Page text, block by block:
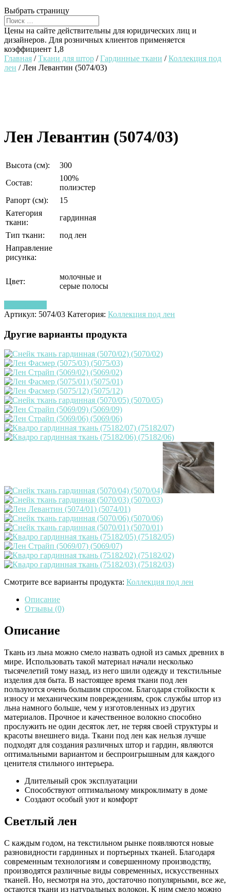
Выбрать страницу
Цены на сайте действительны для юридических лиц и
дизайнеров. Для розничных клиентов применяется
коэффициент 1,8
Главная /Ткани для штор /Гардинные ткани /Коллекция под
лен / Лен Левантин (5074/03)
Лен Левантин (5074/03)
Высота (см):
300
Состав:
100%
полиэстер
Рапорт (см):
15
Категория
ткани:
гардинная
Тип ткани:
под лен
Направление
рисунка:
Цвет:
молочные и
серые полосы
Артикул: 5074/03 Категория: Коллекция под лен
Другие варианты продукта
Смотрите все варианты продукта: Коллекция под лен
Описание
Отзывы (0)
Описание
Ткань из льна можно смело назвать одной из самых древних в
мире. Использовать такой материал начали несколько
тысячелетий тому назад, из него шили одежду и текстильные
изделия для быта. В настоящее время ткани под лен
пользуются очень большим спросом. Благодаря стойкости к
износу и механическим повреждениям, срок службы штор из
льна намного больше, чем у изготовленных из других
материалов. Прочное и качественное волокно способно
прослужить не один десяток лет, не теряя своей структуры и
красоты внешнего вида. Ткани под лен как нельзя лучше
подходят для создания различных штор и гардин, являются
оптимальными вариантом и беспроигрышным для каждого
ценителя стильного интерьера.
Длительный срок эксплуатации
Способствуют оптимальному микроклимату в доме
Создают особый уют и комфорт
Светлый лен
С каждым годом, на текстильном рынке появляются новые
разновидности гардинных и портьерных тканей. Благодаря
современным технологиям и совершенному производству,
производятся различные виды современных, искусственных
тканей. Но, несмотря на это, достаточно популярными, все же,
остаются ткани из натуральных волокон. К ним смело можно